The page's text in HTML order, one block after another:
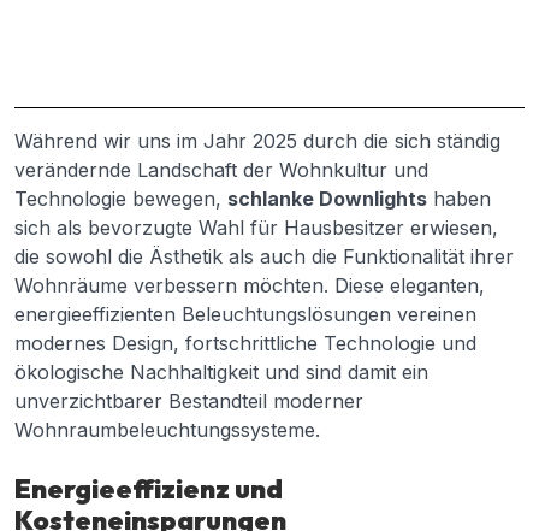
Während wir uns im Jahr 2025 durch die sich ständig
verändernde Landschaft der Wohnkultur und
Technologie bewegen, schlanke Downlights haben
sich als bevorzugte Wahl für Hausbesitzer erwiesen,
die sowohl die Ästhetik als auch die Funktionalität ihrer
Wohnräume verbessern möchten. Diese eleganten,
energieeffizienten Beleuchtungslösungen vereinen
modernes Design, fortschrittliche Technologie und
ökologische Nachhaltigkeit und sind damit ein
unverzichtbarer Bestandteil moderner
Wohnraumbeleuchtungssysteme.
Energieeffizienz und
Kosteneinsparungen